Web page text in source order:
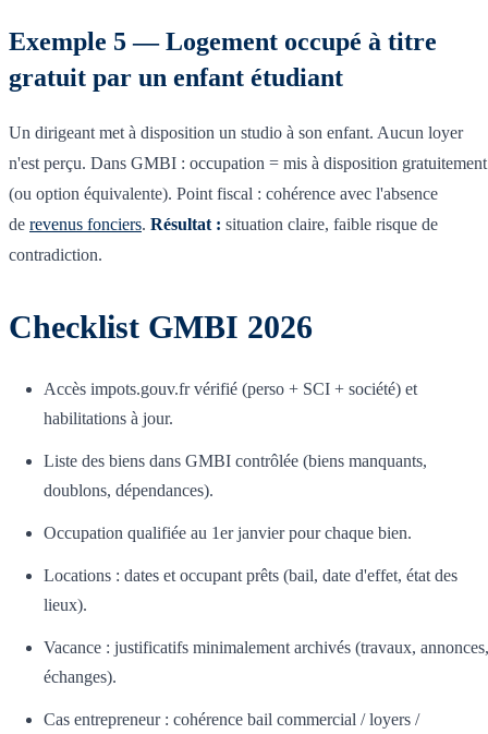
Exemple 5 — Logement occupé à titre
gratuit par un enfant étudiant
Un dirigeant met à disposition un studio à son enfant. Aucun loyer
n'est perçu. Dans GMBI : occupation = mis à disposition gratuitement
(ou option équivalente). Point fiscal : cohérence avec l'absence
de revenus fonciers. Résultat : situation claire, faible risque de
contradiction.
Checklist GMBI 2026
Accès impots.gouv.fr vérifié (perso + SCI + société) et
habilitations à jour.
Liste des biens dans GMBI contrôlée (biens manquants,
doublons, dépendances).
Occupation qualifiée au 1er janvier pour chaque bien.
Locations : dates et occupant prêts (bail, date d'effet, état des
lieux).
Vacance : justificatifs minimalement archivés (travaux, annonces,
échanges).
Cas entrepreneur : cohérence bail commercial / loyers /